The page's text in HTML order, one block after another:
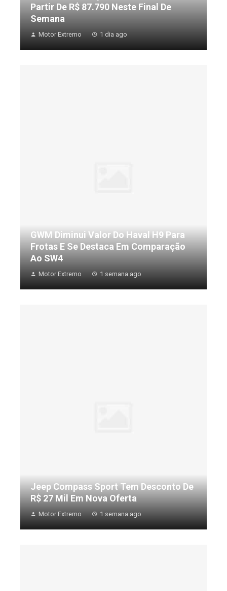
Partir De R$ 87.790 Neste Final De
Semana
Motor Extremo 1 dia ago
GWM Diminui Valor Do Haval H9 Para
Frotas E Se Destaca Em Comparação
Ao SW4
Motor Extremo 1 semana ago
Jeep Compass Sport Tem Desconto De
R$ 27 Mil Em Nova Oferta
Motor Extremo 1 semana ago